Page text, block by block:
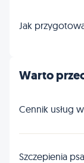
Jak
Warto
Cennik usług
Szczepienia